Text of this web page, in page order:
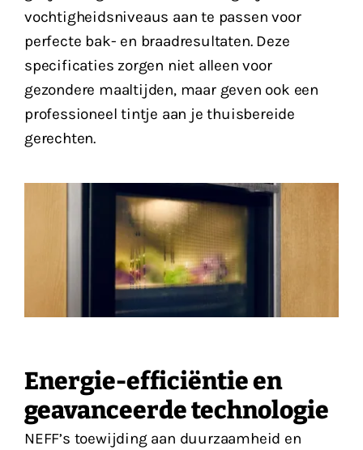
vochtigheidsniveaus aan te passen voor
perfecte bak- en braadresultaten. Deze
specificaties zorgen niet alleen voor
gezondere maaltijden, maar geven ook een
professioneel tintje aan je thuisbereide
gerechten.
Energie-efficiëntie en
geavanceerde technologie
NEFF’s toewijding aan duurzaamheid en